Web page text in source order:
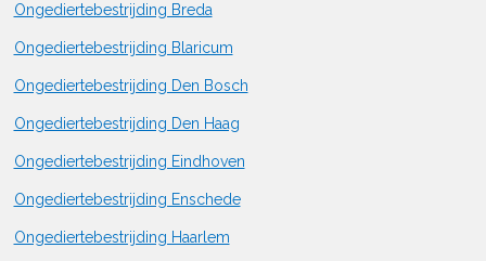
Ongediertebestrijding Breda
Ongediertebestrijding Blaricum
Ongediertebestrijding Den Bosch
Ongediertebestrijding Den Haag
Ongediertebestrijding Eindhoven
Ongediertebestrijding Enschede
Ongediertebestrijding Haarlem